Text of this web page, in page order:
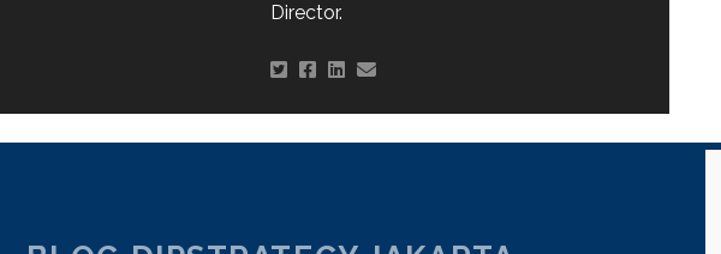
Director.